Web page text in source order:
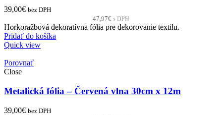
39,00€ bez DPH
47,97€ s DPH
Horkoražbová dekoratívna fólia pre dekorovanie textilu.
Pridať do košíka
Quick view
Porovnať
Close
Metalická fólia – Červená vlna 30cm x 12m
39,00€ bez DPH